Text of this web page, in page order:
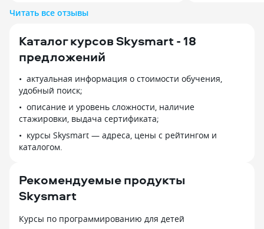
изучается. Ребенок 13-14 лет. Брал
уроку в неделю. Немного,
но регулярно. Преподавателю
Димидовой О. В. удалось найти
с ребенком общий язык. Из комнаты,
где ребенок занимался, нередко
Результат порадовал. На олимпиадах
теперь в первую очередь всегда
решает задачи именно по геометрии,
хотя у многих как раз с ними
преподавателя. Поиск сделан
довольно удобно, и даже с телефона
в приложении Skyeng работает
хорошо. Если преподаватель
отличный
По всем
Читать все отзывы
Каталог курсов Skysmart - 18
предложений
актуальная информация о стоимости обучения,
удобный поиск;
описание и уровень сложности, наличие
стажировки, выдача сертификата;
курсы Skysmart — адреса, цены с рейтингом и
каталогом.
Рекомендуемые продукты
Skysmart
Курсы по программированию для детей